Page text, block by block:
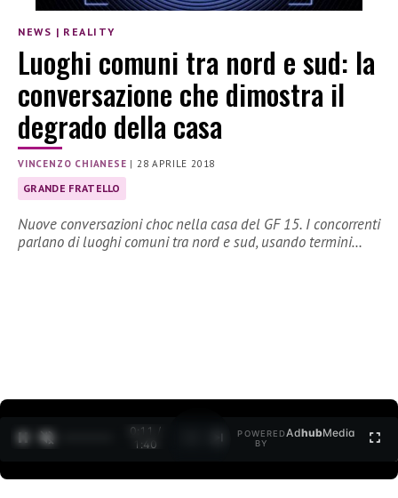
NEWS | REALITY
Luoghi comuni tra nord e sud: la
conversazione che dimostra il
degrado della casa
VINCENZO CHIANESE |28 APRILE 2018
GRANDE FRATELLO
Nuove conversazioni choc nella casa del GF 15. I concorrenti
parlano di luoghi comuni tra nord e sud, usando termini…
0:11 /
1:40
POWERED
BY
AdhubMedia